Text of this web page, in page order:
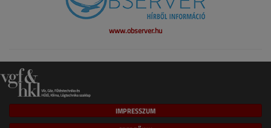
www.observer.hu
IMPRESSZUM